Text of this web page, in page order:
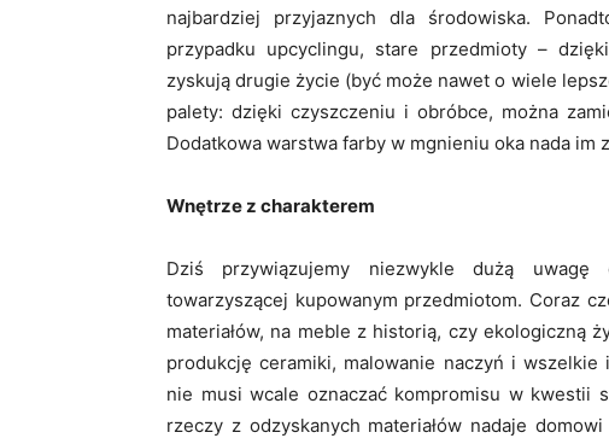
najbardziej przyjaznych dla środowiska.
przypadku upcyclingu, stare przedmioty –
zyskują drugie życie (być może nawet o wiele
palety: dzięki czyszczeniu i obróbce, można
Dodatkowa warstwa farby w mgnieniu oka nada im
Wnętrze z charakterem
Dziś przywiązujemy niezwykle dużą
towarzyszącej kupowanym przedmiotom. Coraz
materiałów, na meble z historią, czy ekologiczną
produkcję ceramiki, malowanie naczyń i
nie musi wcale oznaczać kompromisu w kwestii
rzeczy z odzyskanych materiałów nadaje